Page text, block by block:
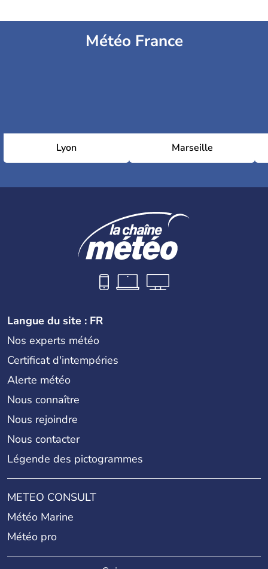
Météo France
Lyon Marseille
Langue du site : FR
Nos experts météo
Certificat d'intempéries
Alerte météo
Nous connaître
Nous rejoindre
Nous contacter
Légende des pictogrammes
METEO CONSULT
Météo Marine
Météo pro